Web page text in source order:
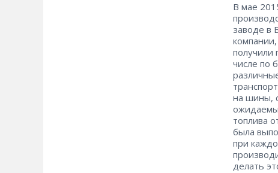
В мае
заводе в
получили
числе по
на шины,
топлива
была
при
делать